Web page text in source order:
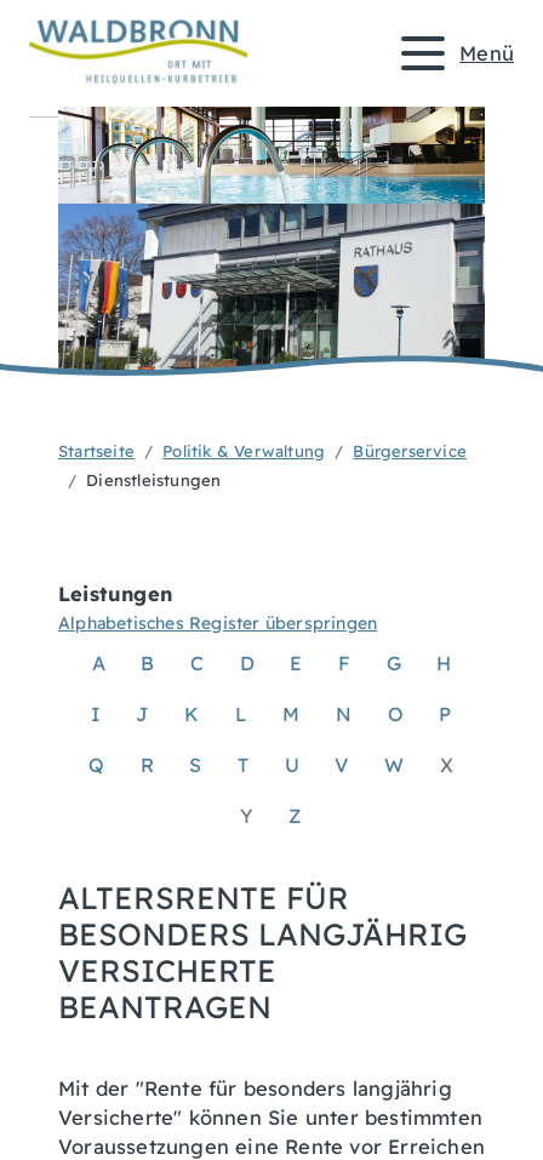
Menü
Startseite Politik & Verwaltung
Bürgerservice
Dienstleistungen
Leistungen
Alphabetisches Register überspringen
A B C D E F G H
I J K L M N O P
Q R S T U V W X
Y Z
ALTERSRENTE FÜR
BESONDERS LANGJÄHRIG
VERSICHERTE
BEANTRAGEN
Mit der "Rente für besonders langjährig
Versicherte" können Sie unter bestimmten
Voraussetzungen eine Rente vor Erreichen